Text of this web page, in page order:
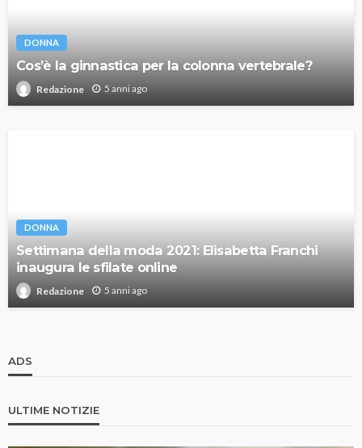
DONNA
Cos’è la ginnastica per la colonna vertebrale?
Redazione 5 anni ago
DONNA
Settimana della moda 2021: Elisabetta Franchi
inaugura le sfilate online
Redazione 5 anni ago
ADS
ULTIME NOTIZIE